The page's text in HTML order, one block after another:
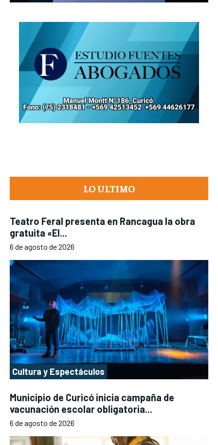
LO ULTIMO
Teatro Feral presenta en Rancagua la obra
gratuita «El...
6 de agosto de 2026
Cultura y Espectáculos
Municipio de Curicó inicia campaña de
vacunación escolar obligatoria...
6 de agosto de 2026